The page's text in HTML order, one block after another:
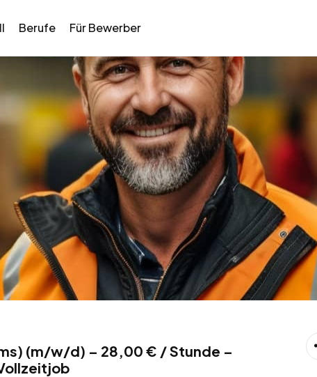
Berufe Für Bewerber
(m/w/d) – 28,00 € / Stunde –